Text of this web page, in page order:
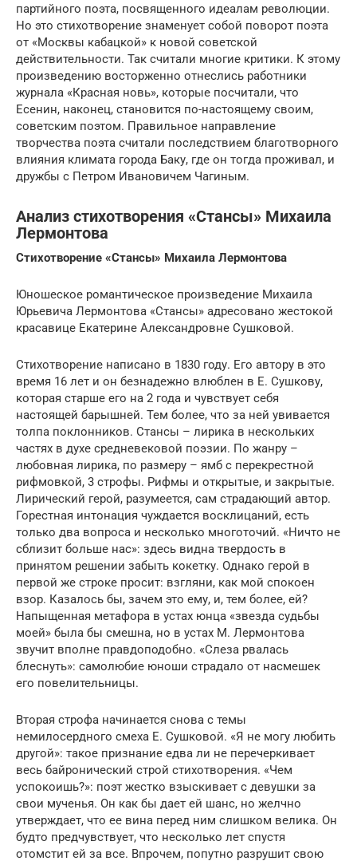
партийного поэта, посвященного идеалам революции.
Но это стихотворение знаменует собой поворот поэта
от «Москвы кабацкой» к новой советской
действительности. Так считали многие критики. К этому
произведению восторженно отнеслись работники
журнала «Красная новь», которые посчитали, что
Есенин, наконец, становится по-настоящему своим,
советским поэтом. Правильное направление
творчества поэта считали последствием благотворного
влияния климата города Баку, где он тогда проживал, и
дружбы с Петром Ивановичем Чагиным.
Анализ стихотворения «Стансы» Михаила
Лермонтова
Стихотворение «Стансы» Михаила Лермонтова
Юношеское романтическое произведение Михаила
Юрьевича Лермонтова «Стансы» адресовано жестокой
красавице Екатерине Александровне Сушковой.
Стихотворение написано в 1830 году. Его автору в это
время 16 лет и он безнадежно влюблен в Е. Сушкову,
которая старше его на 2 года и чувствует себя
настоящей барышней. Тем более, что за ней увивается
толпа поклонников. Стансы – лирика в нескольких
частях в духе средневековой поэзии. По жанру –
любовная лирика, по размеру – ямб с перекрестной
рифмовкой, 3 строфы. Рифмы и открытые, и закрытые.
Лирический герой, разумеется, сам страдающий автор.
Горестная интонация чуждается восклицаний, есть
только два вопроса и несколько многоточий. «Ничто не
сблизит больше нас»: здесь видна твердость в
принятом решении забыть кокетку. Однако герой в
первой же строке просит: взгляни, как мой спокоен
взор. Казалось бы, зачем это ему, и, тем более, ей?
Напыщенная метафора в устах юнца «звезда судьбы
моей» была бы смешна, но в устах М. Лермонтова
звучит вполне правдоподобно. «Слеза рвалась
блеснуть»: самолюбие юноши страдало от насмешек
его повелительницы.
Вторая строфа начинается снова с темы
немилосердного смеха Е. Сушковой. «Я не могу любить
другой»: такое признание едва ли не перечеркивает
весь байронический строй стихотворения. «Чем
успокоишь?»: поэт жестко взыскивает с девушки за
свои мученья. Он как бы дает ей шанс, но желчно
утверждает, что ее вина перед ним слишком велика. Он
будто предчувствует, что несколько лет спустя
отомстит ей за все. Впрочем, попутно разрушит свою